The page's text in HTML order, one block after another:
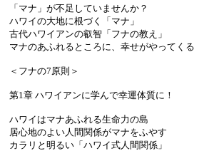
「マナ」が不足していませんか？
ハワイの大地に根づく「マナ」
古代ハワイアンの叡智「フナの教え」
マナのあふれるところに、幸せがやってくる
＜フナの7原則＞
第1章 ハワイアンに学んで幸運体質に！
ハワイはマナあふれる生命力の島
居心地のよい人間関係がマナをふやす
カラリと明るい「ハワイ式人間関係」